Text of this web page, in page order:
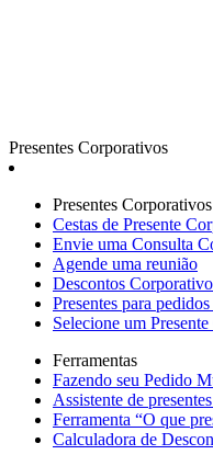
Presentes Corporativos
Presentes Corporativos
Cestas de Presente
Envie uma Consulta
Agende uma reunião
Descontos
Presentes para
Selecione um
Ferramentas
Fazendo seu Pedido
Assistente de
Ferramenta “O que
Calculadora de